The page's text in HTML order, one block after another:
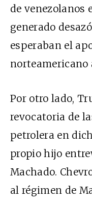
de venezolanos
generado
esperaban el
norteamericano
Por otro lado,
revocatoria de
petrolera en
propio hijo
Machado.
al régimen de